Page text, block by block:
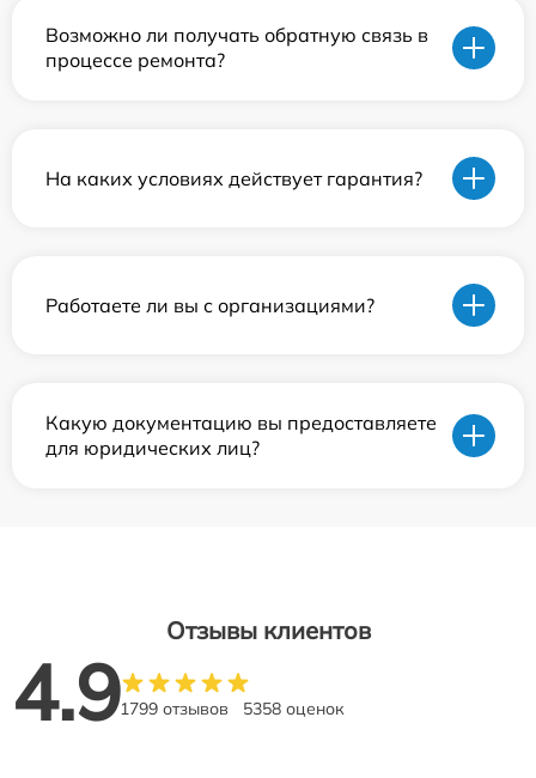
Возможно ли получать обратную связь в
процессе ремонта?
На каких условиях действует гарантия?
Работаете ли вы с организациями?
Какую документацию вы предоставляете
для юридических лиц?
Отзывы клиентов
4.91799 отзывов 5358 оценок